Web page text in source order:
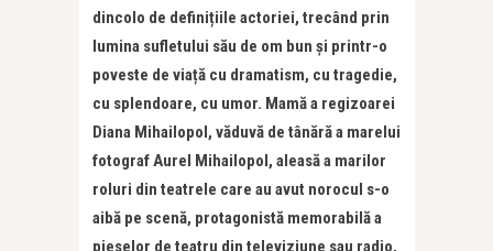
dincolo de definițiile actoriei, trecând prin
lumina sufletului său de om bun și printr-o
poveste de viață cu dramatism, cu tragedie,
cu splendoare, cu umor. Mamă a regizoarei
Diana Mihailopol, văduvă de tânără a marelui
fotograf Aurel Mihailopol, aleasă a marilor
roluri din teatrele care au avut norocul s-o
aibă pe scenă, protagonistă memorabilă a
pieselor de teatru din televiziune sau radio,